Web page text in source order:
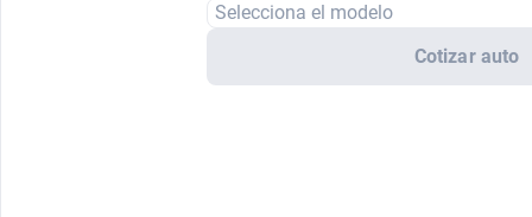
Selecciona el modelo
Cotizar auto